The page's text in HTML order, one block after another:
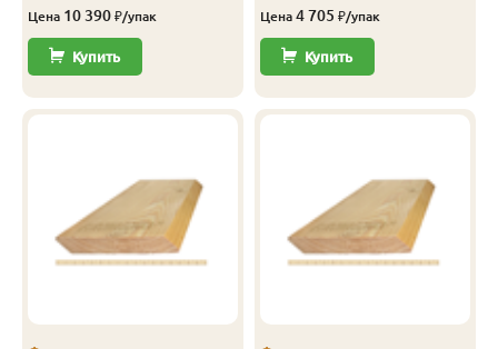
Цена 10 390 ₽/упак
Купить
Цена 4 705 ₽/упак
Купить